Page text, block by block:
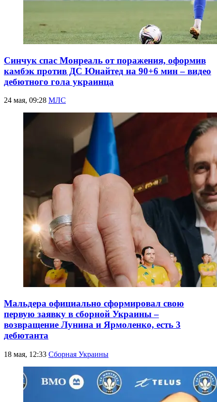
Синчук спас Монреаль от поражения, оформив
камбэк против ДС Юнайтед на 90+6 мин – видео
дебютного гола украинца
24 мая, 09:28 МЛС
Мальдера официально сформировал свою
первую заявку в сборной Украины –
возвращение Лунина и Ярмоленко, есть 3
дебютанта
18 мая, 12:33 Сборная Украины